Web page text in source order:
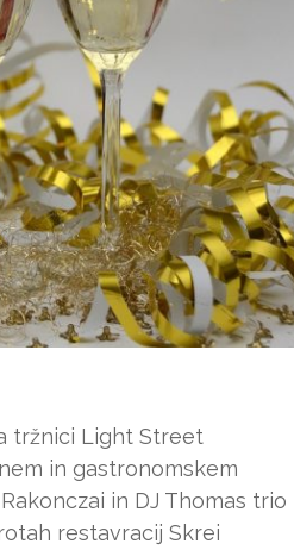
tržnici Light Street
in gastronomskem
in DJ Thomas trio
restavracij Skrei